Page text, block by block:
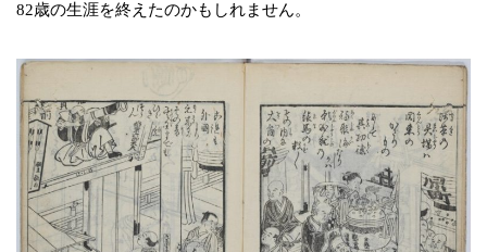
82歳の生涯を終えたのかもしれません。